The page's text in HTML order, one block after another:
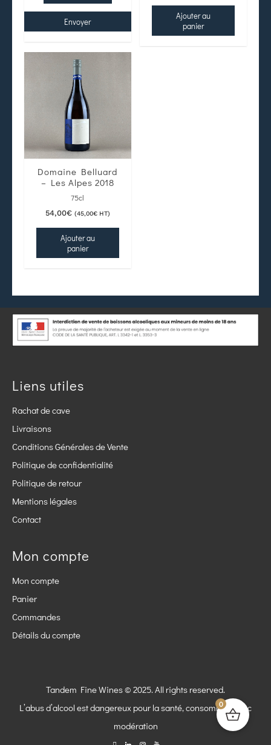
Envoyer
Ajouter au
panier
Domaine Belluard
– Les Alpes 2018
75cl
54,00€ (45,00€HT)
Ajouter au
panier
Liens utiles
Rachat de cave
Livraisons
Conditions Générales de Vente
Politique de confidentialité
Politique de retour
Mentions légales
Contact
Mon compte
Mon compte
Panier
Commandes
Détails du compte
Tandem Fine Wines © 2025. All rights reserved.
L’abus d’alcool est dangereux pour la santé, consommez avec
modération
0